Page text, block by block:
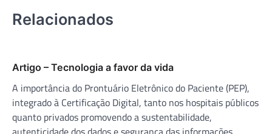
Relacionados
Artigo – Tecnologia a favor da vida
A importância do Prontuário Eletrônico do Paciente (PEP),
integrado à Certificação Digital, tanto nos hospitais públicos
quanto privados promovendo a sustentabilidade,